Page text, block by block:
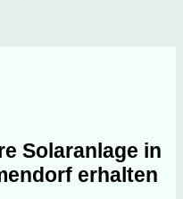
Solaranlage in
erhalten